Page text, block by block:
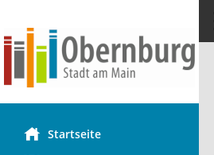
Startseite